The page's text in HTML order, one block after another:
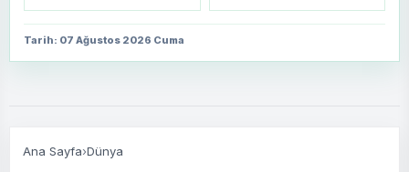
Tarih: 07 Ağustos 2026 Cuma
Ana Sayfa›Dünya